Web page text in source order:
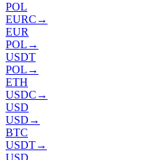
POL
EURC →
EUR
POL →
USDT
POL →
ETH
USDC →
USD
USD →
BTC
USDT→